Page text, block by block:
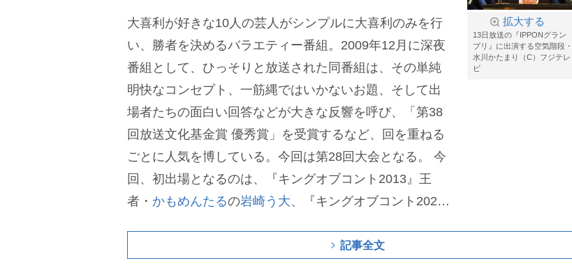
拡大する
13日放送の『IPPONグラン
プリ』に出演する空気階段・
水川かたまり（C）フジテレ
ビ
大喜利が好きな10人の芸人がシンプルに大喜利のみを行
い、勝者を決めるバラエティー番組。2009年12月に深夜
番組として、ひっそりと放送された同番組は、その単純
明快なコンセプト、一筋縄ではいかないお題、そして出
場者たちの面白い回答などが大きな反響を呼び、「第38
回放送文化基金賞 優秀賞」を受賞するなど、回を重ねる
ごとに人気を博している。今回は第28回大会となる。
今
回、初出場となるのは、『キングオブコント2013』王
者・ かもめんたるの崎う大、『キングオブコント202
-1グランプリ』で2年連続決勝に進出したダイアン
記事全文